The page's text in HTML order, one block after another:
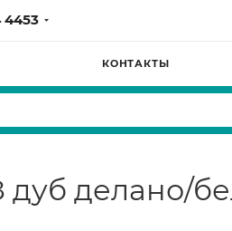
4453
КОНТАКТЫ
делано/